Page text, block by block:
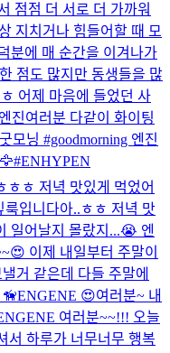
점점 더 서로 더 가까워
지치거나 힘들어할 때 모
분에 매 순간을 이겨나가
점도 많지만 동생들을 많
어제 마음에 들었던 사
진여러분 다같이 화이팅
모닝 #goodmorning 엔진
#ENHYPEN
ㅎㅎ 저녁 맛있게 먹었어
입니다아..ㅎㅎ 저녁 맛
일어날지 몰랐지...😭 엔
이제 내일부터 주말이
거 같은데 다들 주말에
🦮ENGENE 😍여러분~ 내
여러분~~!!! 오늘
서 하루가 너무너무 행복